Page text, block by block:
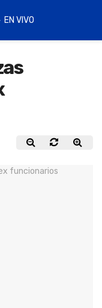
EN VIVO